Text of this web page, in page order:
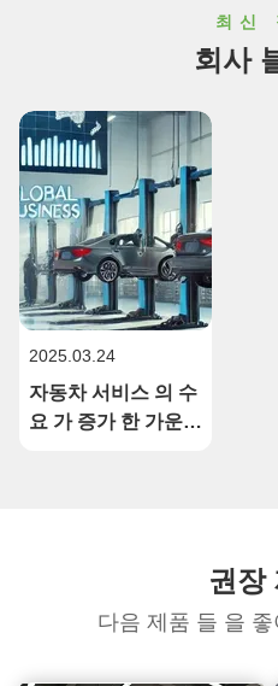
2025.03.24
자동차 서비스 의 수
요 가 증가 한 가운데
최신
회사
권장
다음 제품 들 을